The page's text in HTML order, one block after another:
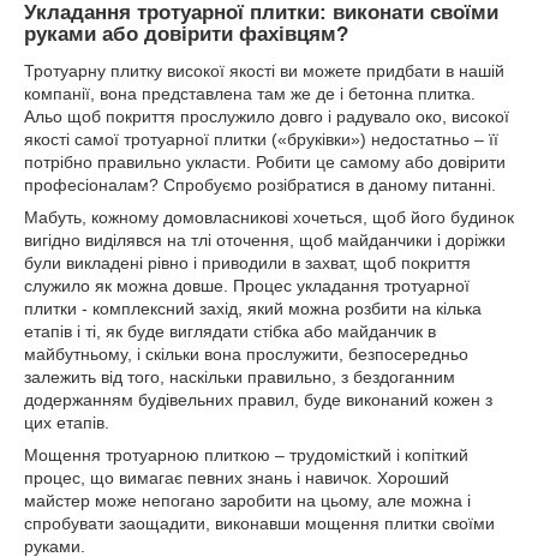
Укладання тротуарної плитки: виконати своїми
руками або довірити фахівцям?
Тротуарну плитку високої якості ви можете придбати в нашій
компанії, вона представлена там же де і бетонна плитка.
Альо щоб покриття прослужило довго і радувало око, високої
якості самої тротуарної плитки («бруківки») недостатньо – її
потрібно правильно укласти. Робити це самому або довірити
професіоналам? Спробуємо розібратися в даному питанні.
Мабуть, кожному домовласникові хочеться, щоб його будинок
вигідно виділявся на тлі оточення, щоб майданчики і доріжки
були викладені рівно і приводили в захват, щоб покриття
служило як можна довше. Процес укладання тротуарної
плитки - комплексний захід, який можна розбити на кілька
етапів і ті, як буде виглядати стібка або майданчик в
майбутньому, і скільки вона прослужити, безпосередньо
залежить від того, наскільки правильно, з бездоганним
додержанням будівельних правил, буде виконаний кожен з
цих етапів.
Мощення тротуарною плиткою – трудомісткий і копіткий
процес, що вимагає певних знань і навичок. Хороший
майстер може непогано заробити на цьому, але можна і
спробувати заощадити, виконавши мощення плитки своїми
руками.